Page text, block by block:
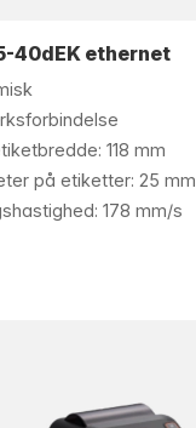
40dEK ethernet
118 mm
på etiketter: 25 mm
178 mm/s